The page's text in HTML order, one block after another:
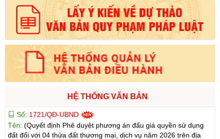
HỆ THỐNG VĂN BẢN
Số: 1721/QĐ-UBND
Tên: (Quyết định Phê duyệt phương án đấu giá quyền sử dụng
đất đối với 04 thửa đất thương mại, dịch vụ năm 2026 trên địa